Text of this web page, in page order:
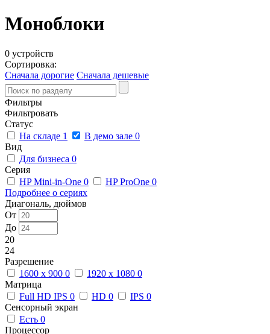
Моноблоки
0 устройств
Сортировка:
Сначала дорогие Сначала дешевые
Фильтры
Фильтровать
Статус
На складе 1 В демо зале 0
Вид
Для бизнеса 0
Серия
HP Mini-in-One 0 HP ProOne 0
Подробнее о сериях
Диагональ, дюймов
От
До
20
24
Разрешение
1600 x 900 0 1920 x 1080 0
Матрица
Full HD IPS 0 HD 0 IPS 0
Сенсорный экран
Есть 0
Процессор